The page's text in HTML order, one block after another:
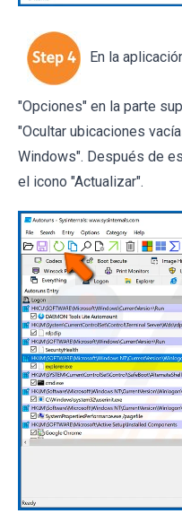
En la
"Opciones" en la parte
"Ocultar ubicaciones
Windows". Después de
el icono "Actualizar".